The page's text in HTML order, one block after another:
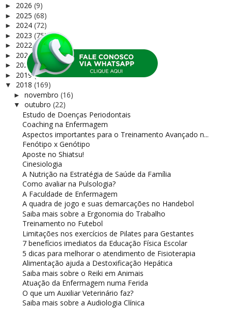
► 2026 (9)
► 2025 (68)
► 2024 (72)
► 2023 (75)
► 2022(37)
► 2021(122)
► 2020(165)
► 2019(81)
▼ 2018 (169)
► novembro (16)
▼ outubro (22)
Estudo de Doenças Periodontais
Coaching na Enfermagem
Aspectos importantes para o Treinamento Avançado n...
Fenótipo x Genótipo
Aposte no Shiatsu!
Cinesiologia
A Nutrição na Estratégia de Saúde da Família
Como avaliar na Pulsologia?
A Faculdade de Enfermagem
A quadra de jogo e suas demarcações no Handebol
Saiba mais sobre a Ergonomia do Trabalho
Treinamento no Futebol
Limitações nos exercícios de Pilates para Gestantes
7 benefícios imediatos da Educação Física Escolar
5 dicas para melhorar o atendimento de Fisioterapia
Alimentação ajuda a Destoxificação Hepática
Saiba mais sobre o Reiki em Animais
Atuação da Enfermagem numa Ferida
O que um Auxiliar Veterinário faz?
Saiba mais sobre a Audiologia Clínica